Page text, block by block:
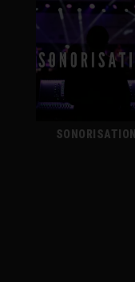
SONORISATION